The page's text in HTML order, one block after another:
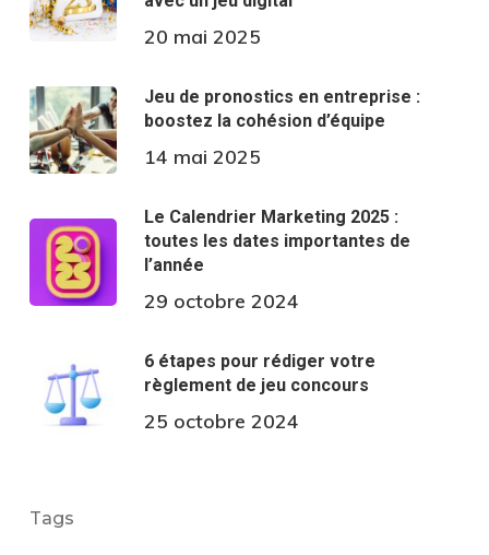
20 mai 2025
Jeu de pronostics en entreprise :
boostez la cohésion d’équipe
14 mai 2025
Le Calendrier Marketing 2025 :
toutes les dates importantes de
l’année
29 octobre 2024
6 étapes pour rédiger votre
règlement de jeu concours
25 octobre 2024
Tags